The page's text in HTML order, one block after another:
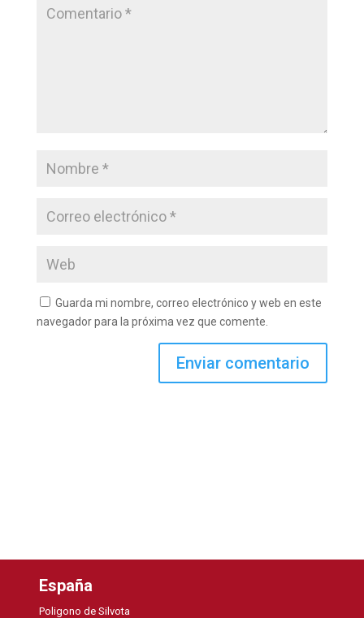
Guarda mi nombre, correo electrónico y web en este
navegador para la próxima vez que comente.
España
Poligono de Silvota